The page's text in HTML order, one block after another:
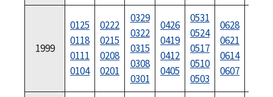
1999
0125
0118
0111
0104
0222
0215
0208
0201
0329
0322
0315
0308
0301
0426
0419
0412
0405
0531
0524
0517
0510
0503
0628
0621
0614
0607